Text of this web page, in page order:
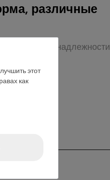
различные
и принадлежности
этот
как